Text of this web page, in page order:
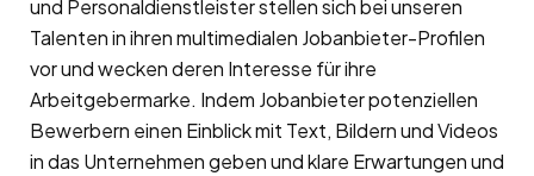
und Personaldienstleister stellen sich bei unseren
Talenten in ihren multimedialen Jobanbieter-Profilen
vor und wecken deren Interesse für ihre
Arbeitgebermarke. Indem Jobanbieter potenziellen
Bewerbern einen Einblick mit Text, Bildern und Videos
in das Unternehmen geben und klare Erwartungen und